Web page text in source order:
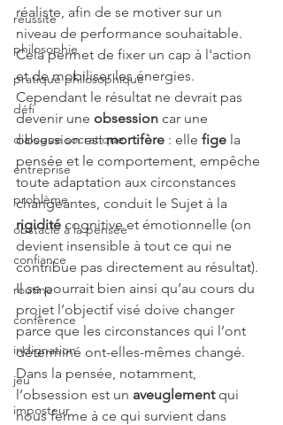
réussite
philosophie
pratique philosophique
défi
dialogue socratique
entreprise
problème
obstacle à la pensée
confiance
routine
conférence
indignation
jeu
imposteur
réaliste, afin de se motiver sur un
niveau de performance souhaitable.
Cela permet de fixer un cap à l'action
et de mobiliser les énergies.
Cependant le résultat ne devrait pas
devenir une obsession car une
obsession est mortifère : elle fige la
pensée et le comportement, empêche
toute adaptation aux circonstances
changeantes, conduit le Sujet à la
rigidité cognitive et émotionnelle (on
devient insensible à tout ce qui ne
contribue pas directement au résultat).
Il se pourrait bien ainsi qu’au cours du
projet l’objectif visé doive changer
parce que les circonstances qui l’ont
déterminé ont-elles-mêmes changé.
Dans la pensée, notamment,
l’obsession est un aveuglement qui
nous ferme à ce qui survient dans